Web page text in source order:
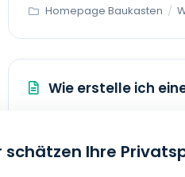
Homepage Baukasten /
Wie erstelle ich
gehen Sie folgendermaßen
schätzen Ihre